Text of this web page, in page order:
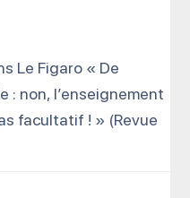
Le Figaro « De
: non, l’enseignement
facultatif ! » (Revue